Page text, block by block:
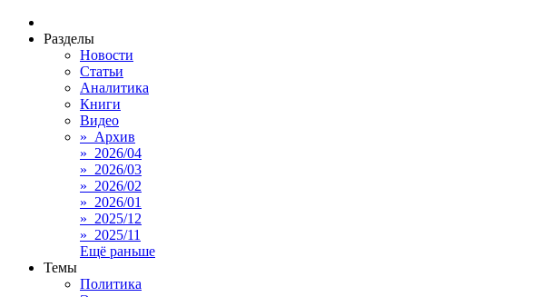
Разделы
Новости
Статьи
Аналитика
Книги
Видео
» Архив
» 2026/04
» 2026/03
» 2026/02
» 2026/01
» 2025/12
» 2025/11
Ещё раньше
Темы
Политика